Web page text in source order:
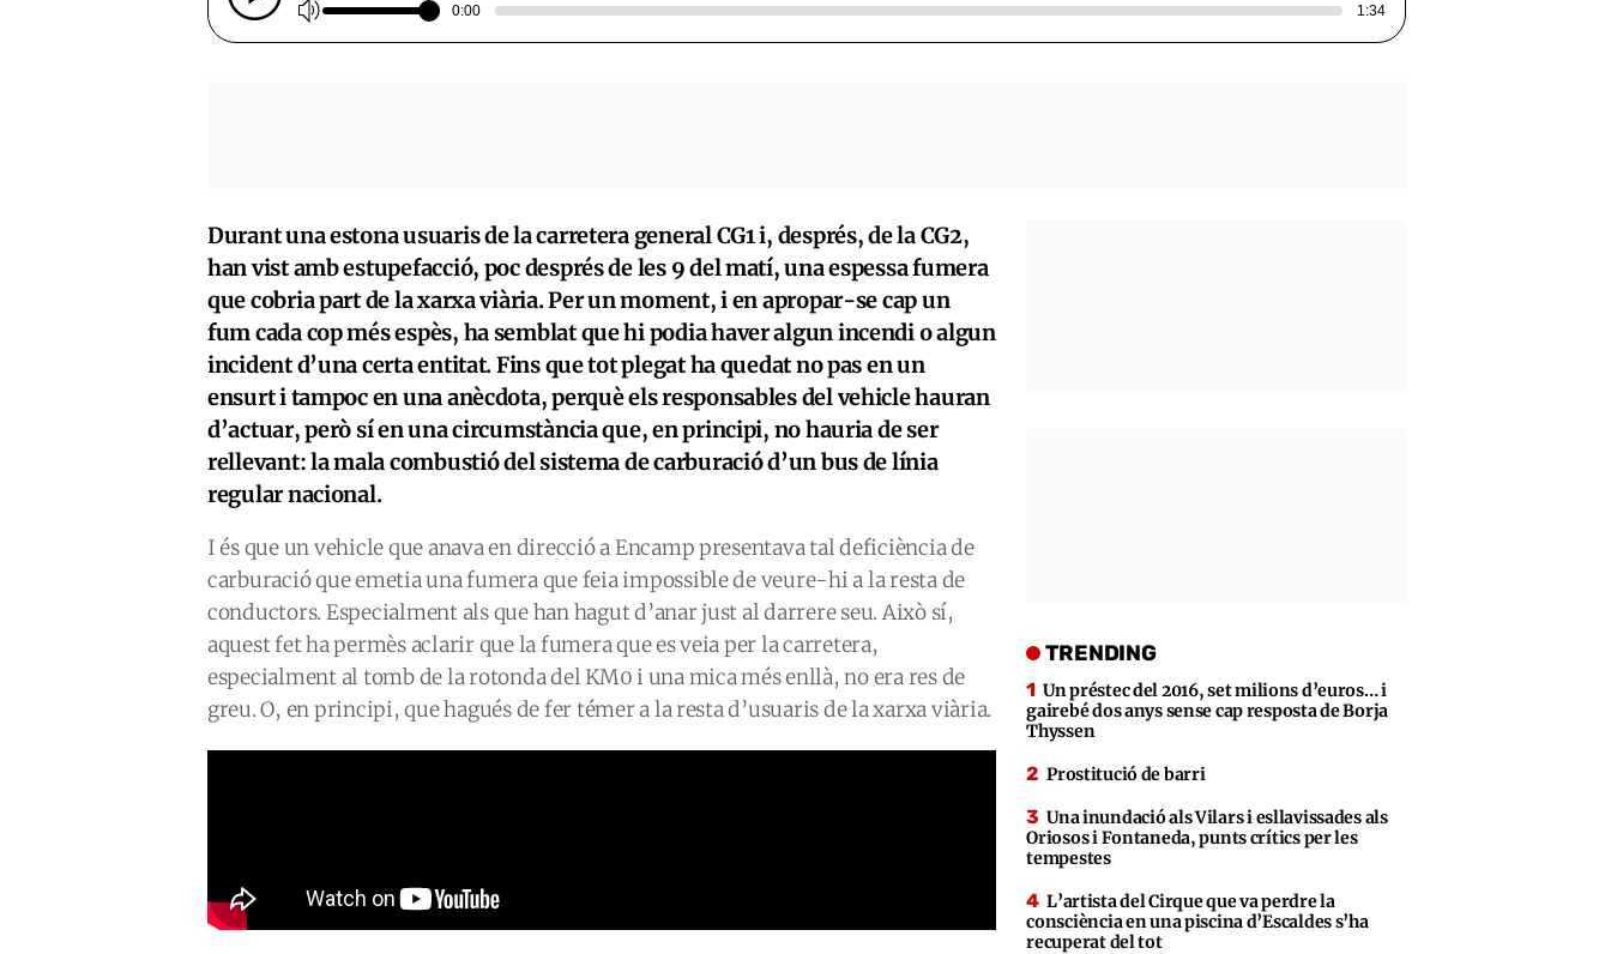
0:00 1:34
Durant una estona usuaris de la carretera general CG1 i, després, de la CG2,
han vist amb estupefacció, poc després de les 9 del matí, una espessa fumera
que cobria part de la xarxa viària. Per un moment, i en apropar-se cap un
fum cada cop més espès, ha semblat que hi podia haver algun incendi o algun
incident d’una certa entitat. Fins que tot plegat ha quedat no pas en un
ensurt i tampoc en una anècdota, perquè els responsables del vehicle hauran
d’actuar, però sí en una circumstància que, en principi, no hauria de ser
rellevant: la mala combustió del sistema de carburació d’un bus de línia
regular nacional.
I és que un vehicle que anava en direcció a Encamp presentava tal deficiència de
carburació que emetia una fumera que feia impossible de veure-hi a la resta de
conductors. Especialment als que han hagut d’anar just al darrere seu. Això sí,
aquest fet ha permès aclarir que la fumera que es veia per la carretera,
especialment al tomb de la rotonda del KM0 i una mica més enllà, no era res de
greu. O, en principi, que hagués de fer témer a la resta d’usuaris de la xarxa viària.
TRENDING
Un préstec del 2016, set milions d’euros… i
gairebé dos anys sense cap resposta de Borja
Thyssen
Prostitució de barri
Una inundació als Vilars i esllavissades als
Oriosos i Fontaneda, punts crítics per les
tempestes
L’artista del Cirque que va perdre la
consciència en una piscina d’Escaldes s’ha
recuperat del tot